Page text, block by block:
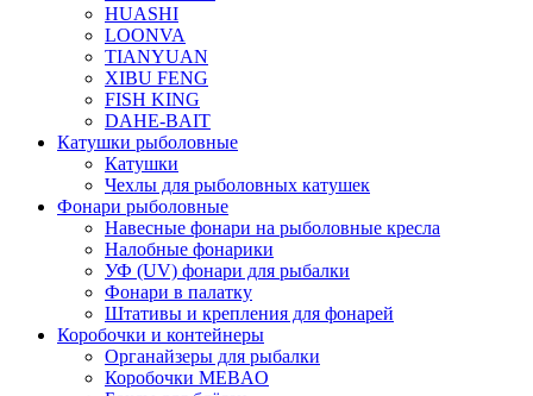
HUASHI
LOONVA
TIANYUAN
XIBU FENG
FISH KING
DAHE-BAIT
Катушки рыболовные
Катушки
Чехлы для рыболовных катушек
Фонари рыболовные
Навесные фонари на рыболовные кресла
Налобные фонарики
УФ (UV) фонари для рыбалки
Фонари в палатку
Штативы и крепления для фонарей
Коробочки и контейнеры
Органайзеры для рыбалки
Коробочки MEBAO